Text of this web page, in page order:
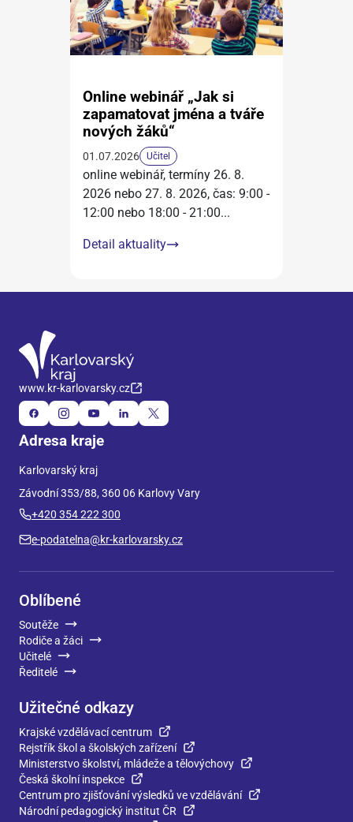
Online webinář „Jak si
zapamatovat jména a tváře
nových žáků“
01.07.2026 Učitel
online webinář, termíny 26. 8.
2026 nebo 27. 8. 2026, čas: 9:00 -
12:00 nebo 18:00 - 21:00...
Detail aktuality
www.kr-karlovarsky.cz
Adresa kraje
Karlovarský kraj
Závodní 353/88, 360 06 Karlovy Vary
+420 354 222 300
e-podatelna@kr-karlovarsky.cz
Oblíbené
Soutěže
Rodiče a žáci
Učitelé
Ředitelé
Užitečné odkazy
Krajské vzdělávací centrum
Rejstřík škol a školských zařízení
Ministerstvo školství, mládeže a tělovýchovy
Česká školní inspekce
Centrum pro zjišťování výsledků ve vzdělávání
Národní pedagogický institut ČR